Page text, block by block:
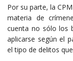
Por su parte, la
materia de
cuenta no sólo los
aplicarse según el
el tipo de delitos